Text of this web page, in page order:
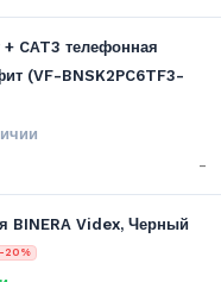
+ CAT3 телефонная
(VF-BNSK2PC6TF3-
-
BINERA Videx, Черный
-20%